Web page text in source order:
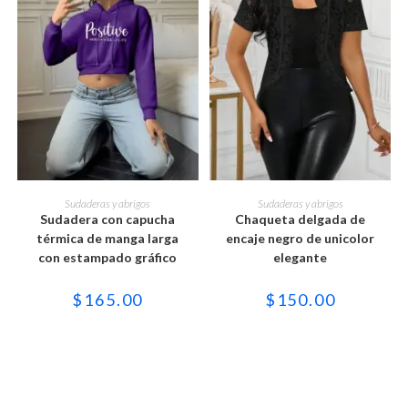
SELECCIONAR OPCIONES
Este
producto
tiene
múltiples
variantes.
opciones
elegir
Sudaderas y abrigos
Sudadera con capucha
térmica de manga larga
con estampado gráfico
$ 165.00
SELECCIONAR OPCIONES
Este
producto
tiene
múltiples
variantes.
opciones
elegir
Sudaderas y abrigos
Chaqueta delgada de
encaje negro de unicolor
elegante
$ 150.00